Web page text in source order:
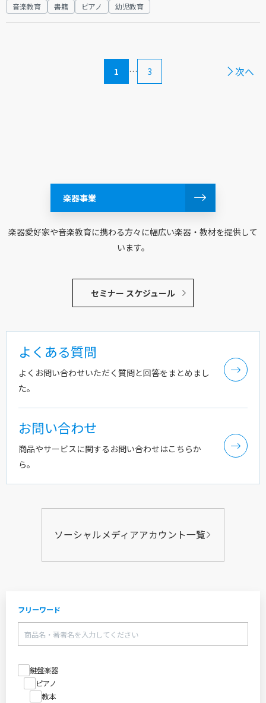
音楽教育
書籍 ピアノ 幼児教育
1 … 3 次へ
楽器事業
楽器愛好家や音楽教育に携わる方々に幅広い楽器・教材を提供して
います。
セミナー スケジュール
よくある質問
よくお問い合わせいただく質問と回答をまとめまし
た。
お問い合わせ
商品やサービスに関するお問い合わせはこちらか
ら。
ソーシャルメディアアカウント一覧
フリーワード
鍵盤楽器
ピアノ
教本